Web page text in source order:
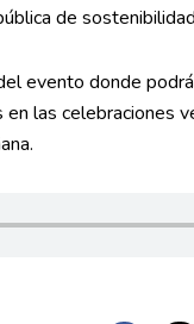
de
evento donde
las celebraciones